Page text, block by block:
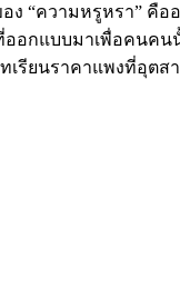
“ความหรูหรา” คื
อกแบบมาเพื่อคนค
รียนราคาแพงที่อุตส